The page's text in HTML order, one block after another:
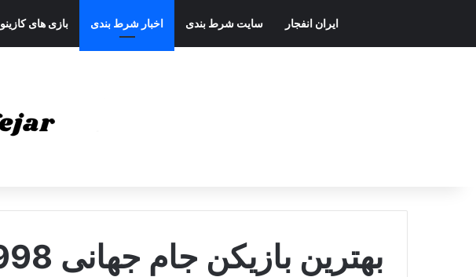
ایران انفجار سایت شرط بندی اخبار شرط بندی بازی های کازینو
بهترین بازیکن جام جهانی 1998 فرانسه